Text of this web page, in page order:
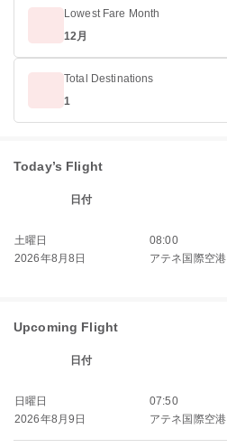
Lowest Fare Month
12月
Total Destinations
1
Today’s Flight
日付
土曜日
2026年8月8日
08:00
アテネ国際空港
Upcoming Flight
日付
日曜日
2026年8月9日
07:50
アテネ国際空港